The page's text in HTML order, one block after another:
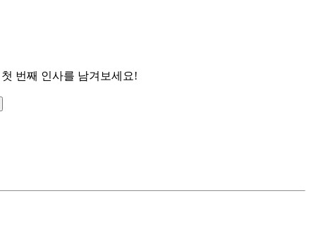
첫 번째 인사를 남겨보세요!